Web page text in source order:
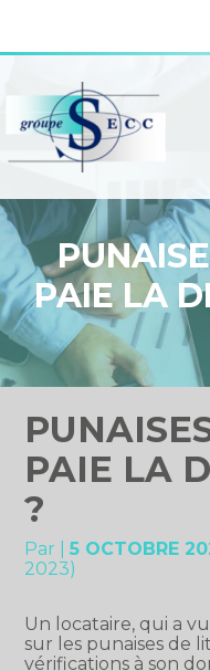
Aller
PAIE LA
PAIE LA
?
Par |5 OCTOBRE
2023)
Un locataire, qui a
sur les punaises de
vérifications à son